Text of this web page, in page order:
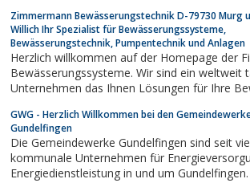
Abwasser und Energieeffizienz.
Zimmermann Bewässerungstechnik D-79730 Murg
Willich Ihr Spezialist für Bewässerungssysteme,
Bewässerungstechnik, Pumpentechnik und Anlagen
Herzlich willkommen auf der Homepage der
Bewässerungssysteme. Wir sind ein weltweit
Unternehmen das Ihnen Lösungen für Ihre
Plantagen anbietet. Für eine optimale
und eine staubfreie Umgebung ist...
GWG - Herzlich Willkommen bei den
Gundelfingen
Die Gemeindewerke Gundelfingen sind seit
kommunale Unternehmen für
Energiedienstleistung in und um Gundelfingen.